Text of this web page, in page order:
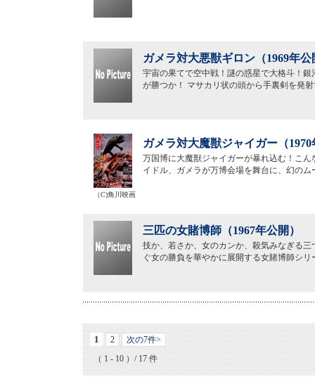
ガメラ対大悪獣ギロン（1969年公
宇宙の果てで空中戦！謎の惑星で大格斗！
が勝つか！ マサカリ状の頭から手裏剣を発
ガメラ対大魔獣ジャイガー（1970
万国博に大魔獣ジャイガーが暴れ込む！こ
イドル、ガメラが万博会場を舞台に、幻の
（C)角川映画
三匹の女賭博師（1967年公開）
技か、若さか、女のカンか、殺気みなぎる
ぐ女の勝負を華やかに展開する女賭博師シリ
1 2
次の7件>
（ 1 - 10 ）/ 17 件